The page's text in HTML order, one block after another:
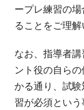
ープレ練習の
ることをご理
なお、指導者
ント役の自ら
かる通り、試
習が必須という